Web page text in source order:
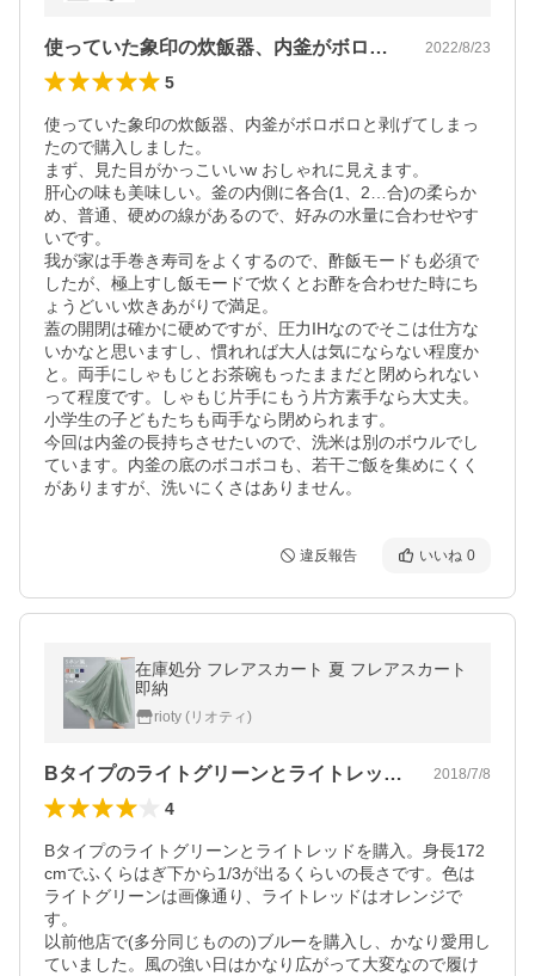
使っていた象印の炊飯器、内釜がボロボロ… 2022/8/23
5
使っていた象印の炊飯器、内釜がボロボロと剥げてしまっ
たので購入しました。
まず、見た目がかっこいいw おしゃれに見えます。
肝心の味も美味しい。釜の内側に各合(1、2…合)の柔らか
め、普通、硬めの線があるので、好みの水量に合わせやす
いです。
我が家は手巻き寿司をよくするので、酢飯モードも必須で
したが、極上すし飯モードで炊くとお酢を合わせた時にち
ょうどいい炊きあがりで満足。
蓋の開閉は確かに硬めですが、圧力IHなのでそこは仕方な
いかなと思いますし、慣れれば大人は気にならない程度か
と。両手にしゃもじとお茶碗もったままだと閉められない
って程度です。しゃもじ片手にもう片方素手なら大丈夫。
小学生の子どもたちも両手なら閉められます。
今回は内釜の長持ちさせたいので、洗米は別のボウルでし
ています。内釜の底のボコボコも、若干ご飯を集めにくく
がありますが、洗いにくさはありません。
違反報告 いいね 0
在庫処分 フレアスカート 夏 フレアスカート
即納
rioty (リオティ)
Bタイプのライトグリーンとライトレッド… 2018/7/8
4
Bタイプのライトグリーンとライトレッドを購入。身長172
cmでふくらはぎ下から1/3が出るくらいの長さです。色は
ライトグリーンは画像通り、ライトレッドはオレンジで
す。
以前他店で(多分同じものの)ブルーを購入し、かなり愛用し
ていました。風の強い日はかなり広がって大変なので履け